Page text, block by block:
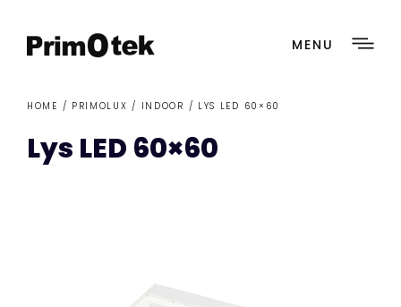
MENU
HOME / PRIMOLUX / INDOOR / LYS LED 60×60
Lys LED 60×60